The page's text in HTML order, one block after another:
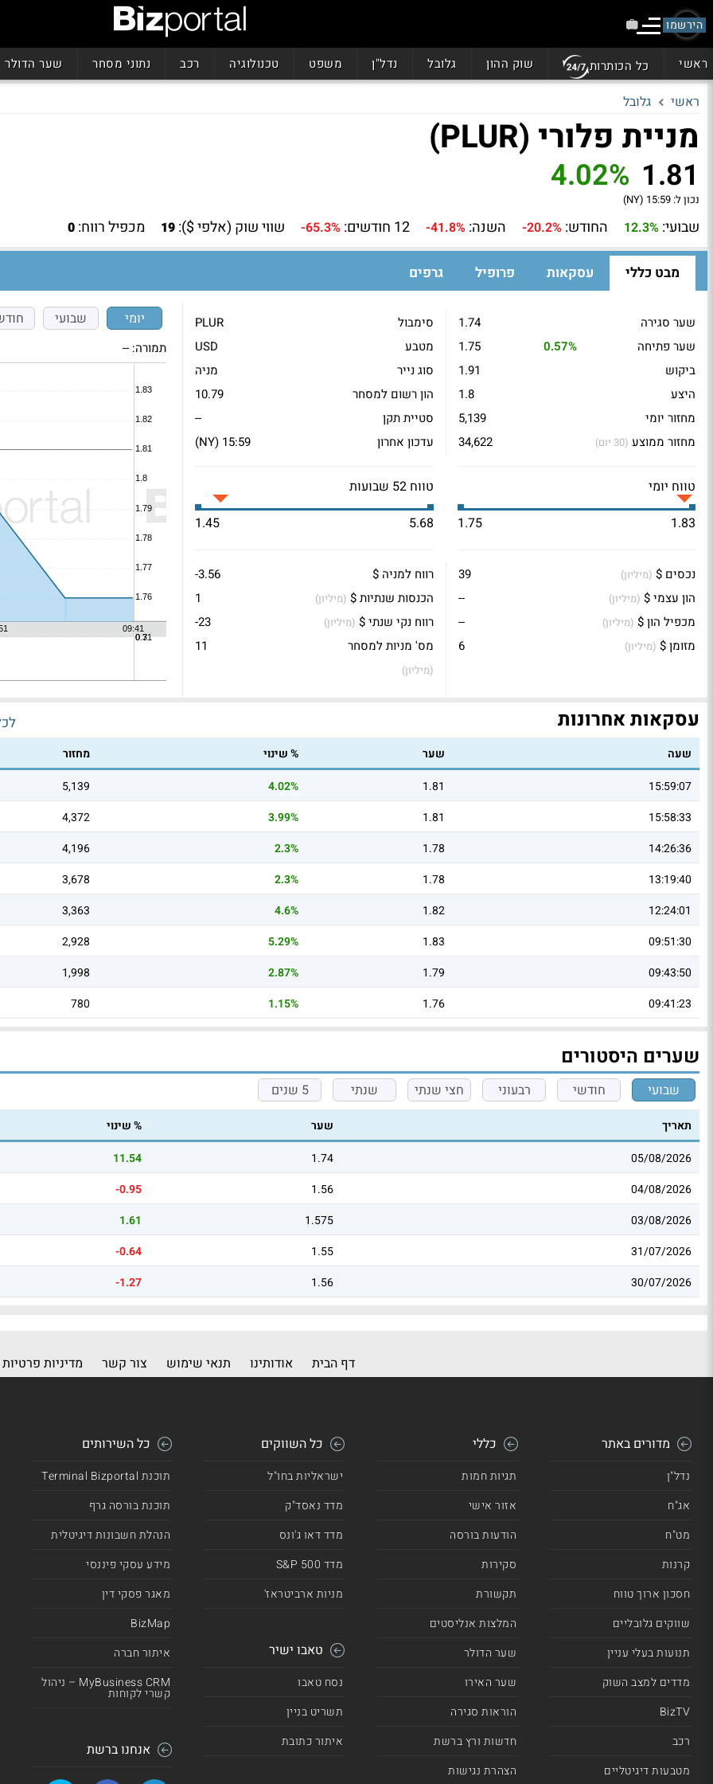
הירשמו
ראשי כל הכותרות שוק ההון גלובל נדל"ן משפט טכנולוגיה רכב נתוני מסחר שער הדולר
ראשי גלובל
מניית פלורי (PLUR)
1.81
4.02%
נכון ל: 15:59 (NY)
שבועי: 12.3% החודש: -20.2% השנה: -41.8% 12 חודשים: -65.3% שווי שוק (אלפי $): 19 מכפיל רווח: 0
מבט כללי עסקאות פרופיל גרפים
שער סגירה
1.74
שער פתיחה
0.57%
1.75
ביקוש
1.91
היצע
1.8
מחזור יומי
5,139
מחזור ממוצע (30 יום) 34,622
סימבול
PLUR
מטבע
USD
סוג נייר
מניה
הון רשום למסחר
10.79
סטיית תקן
--
עדכון אחרון
15:59 (NY)
טווח יומי
1.83
1.75
טווח 52 שבועות
5.68
1.45
נכסים $ (מיליון)
39
הון עצמי $ (מיליון)
--
מכפיל הון $ (מיליון)
--
מזומן $ (מיליון) 6
רווח למניה $
-3.56
הכנסות שנתיות $ (מיליון)
1
רווח נקי שנתי $ (מיליון)
-23
מס' מניות למסחר
(מיליון)
11
יומי שבועי
תמורה: --
עסקאות אחרונות
שעה שער % שינוי
מחזור
15:59:07
1.81
4.02%
5,139
15:58:33
1.81
3.99%
4,372
14:26:36
1.78
2.3%
4,196
13:19:40
1.78
2.3%
3,678
12:24:01
1.82
4.6%
3,363
09:51:30
1.83
5.29%
2,928
09:43:50
1.79
2.87%
1,998
09:41:23
1.76
1.15%
780
שערים היסטורים
שבועי חודשי רבעוני חצי שנתי שנתי 5 שנים
תאריך שער
% שינוי
05/08/2026
1.74
11.54
04/08/2026
1.56
-0.95
03/08/2026
1.575
1.61
31/07/2026
1.55
-0.64
30/07/2026
1.56
-1.27
דף הבית אודותינו תנאי שימוש צור קשר מדיניות פרטיות
מדורים באתר
נדל"ן
אג"ח
מט"ח
קרנות
חסכון ארוך טווח
שווקים גלובליים
תנועות בעלי עניין
מדדים למצב השוק
BizTV
רכב
מטבעות דיגיטליים
כללי
תגיות חמות
אזור אישי
הודעות בורסה
סקירות
תקשורת
המלצות אנליסטים
שער הדולר
שער האירו
הוראות סגירה
חדשות ורץ ברשת
הצהרת נגישות
כל השווקים
ישראליות בחו"ל
מדד נאסד"ק
מדד דאו ג'ונס
מדד 500 S&P
מניות ארביטראז'
טאבו ישיר
נסח טאבו
תשריט בניין
איתור כתובת
כל השירותים
תוכנת Terminal Bizportal
תוכנת בורסה גרף
הנהלת חשבונות דיגיטלית
מידע עסקי פיננסי
מאגר פסקי דין
BizMap
איתור חברה
MyBusiness CRM – ניהול
קשרי לקוחות
אנחנו ברשת